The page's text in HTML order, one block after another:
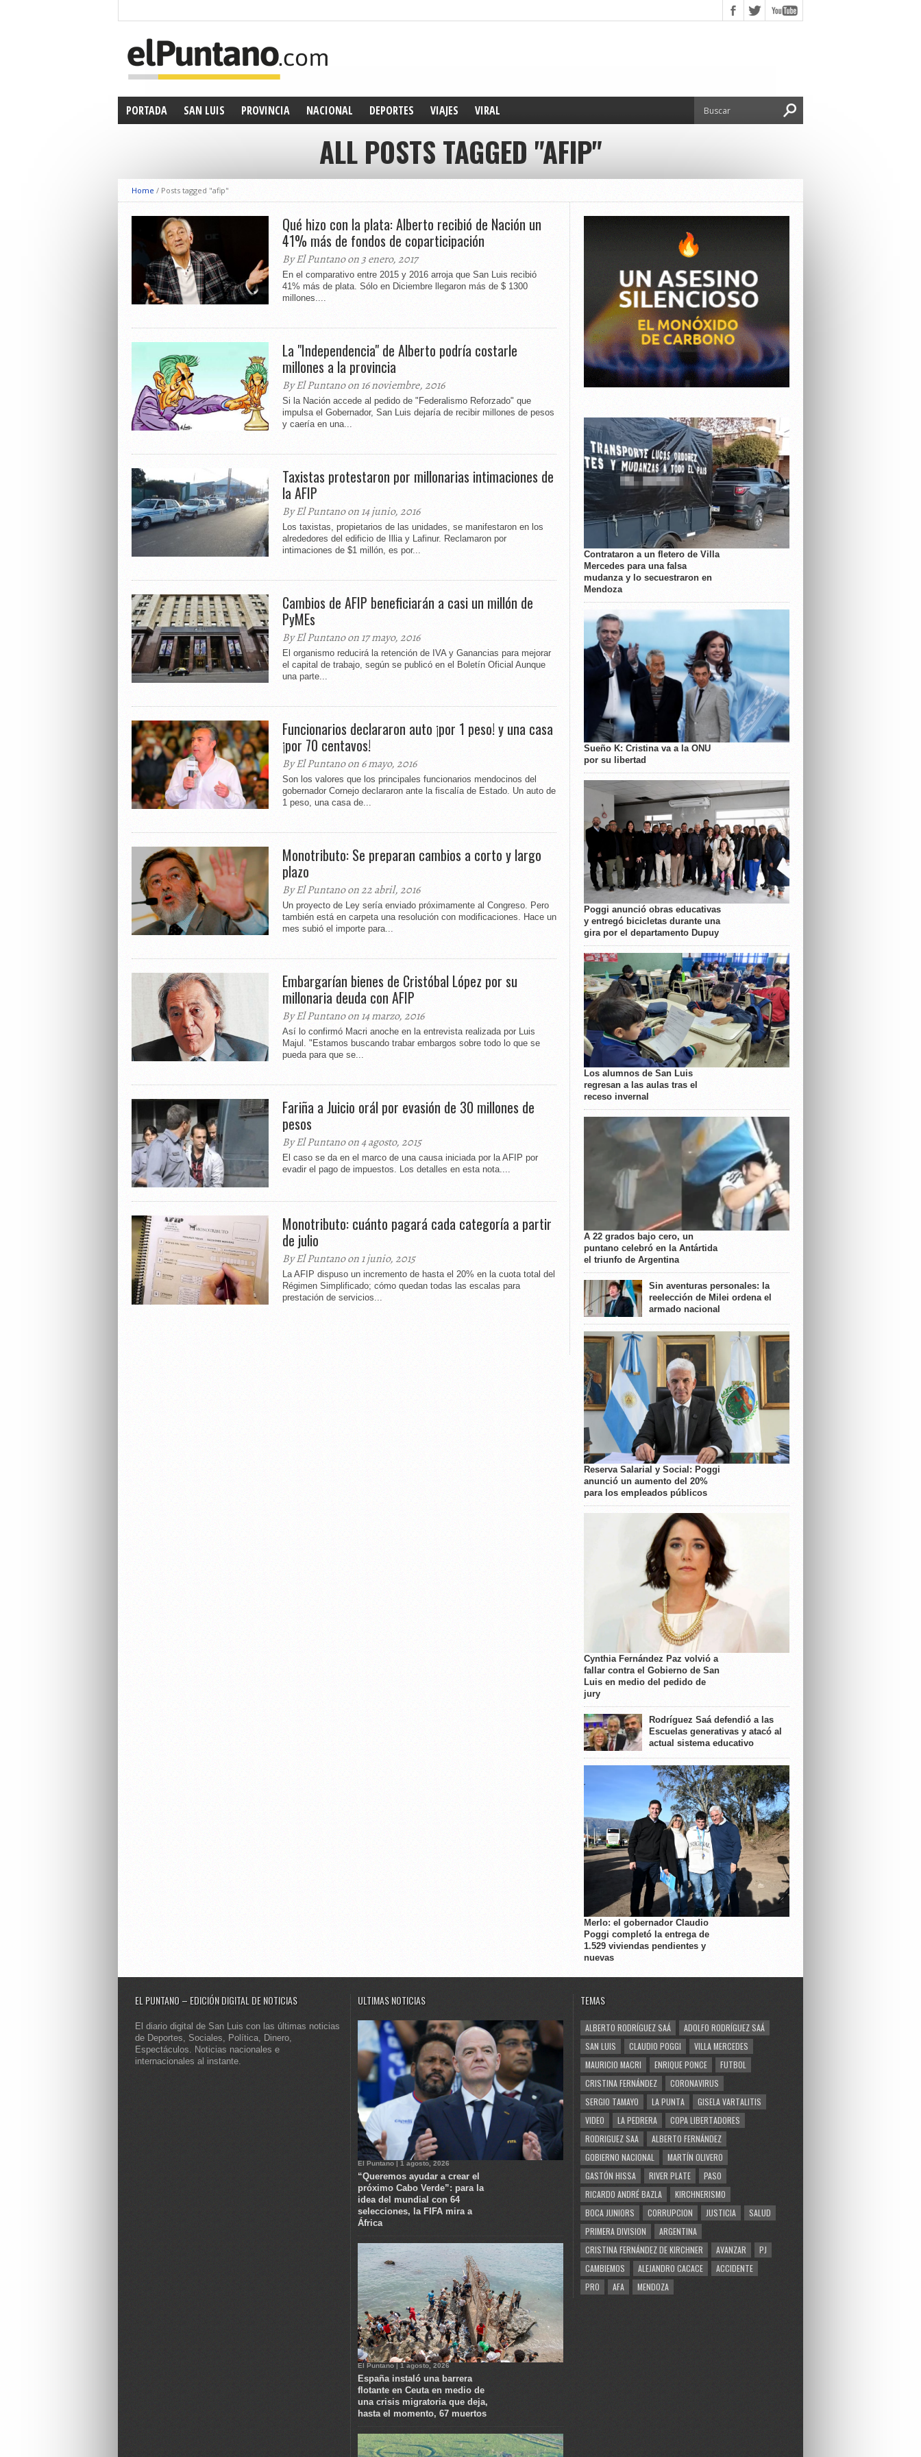
PORTADA SAN LUIS PROVINCIA NACIONAL DEPORTES VIAJES VIRAL
ALL POSTS TAGGED "AFIP"
Home / Posts tagged "afip"
Qué hizo con la plata: Alberto recibió de Nación un
41% más de fondos de coparticipación
By El Puntano on 3 enero, 2017
En el comparativo entre 2015 y 2016 arroja que San Luis recibió
41% más de plata. Sólo en Diciembre llegaron más de $ 1300
millones....
La "Independencia" de Alberto podría costarle
millones a la provincia
By El Puntano on 16 noviembre, 2016
Si la Nación accede al pedido de "Federalismo Reforzado" que
impulsa el Gobernador, San Luis dejaría de recibir millones de pesos
y caería en una...
Taxistas protestaron por millonarias intimaciones de
la AFIP
By El Puntano on 14 junio, 2016
Los taxistas, propietarios de las unidades, se manifestaron en los
alrededores del edificio de Illia y Lafinur. Reclamaron por
intimaciones de $1 millón, es por...
Cambios de AFIP beneficiarán a casi un millón de
PyMEs
By El Puntano on 17 mayo, 2016
El organismo reducirá la retención de IVA y Ganancias para mejorar
el capital de trabajo, según se publicó en el Boletín Oficial Aunque
una parte...
Funcionarios declararon auto ¡por 1 peso! y una casa
¡por 70 centavos!
By El Puntano on 6 mayo, 2016
Son los valores que los principales funcionarios mendocinos del
gobernador Cornejo declararon ante la fiscalía de Estado. Un auto de
1 peso, una casa de...
Monotributo: Se preparan cambios a corto y largo
plazo
By El Puntano on 22 abril, 2016
Un proyecto de Ley sería enviado próximamente al Congreso. Pero
también está en carpeta una resolución con modificaciones. Hace un
mes subió el importe para...
Embargarían bienes de Cristóbal López por su
millonaria deuda con AFIP
By El Puntano on 14 marzo, 2016
Así lo confirmó Macri anoche en la entrevista realizada por Luis
Majul. "Estamos buscando trabar embargos sobre todo lo que se
pueda para que se...
Fariña a Juicio orál por evasión de 30 millones de
pesos
By El Puntano on 4 agosto, 2015
El caso se da en el marco de una causa iniciada por la AFIP por
evadir el pago de impuestos. Los detalles en esta nota....
Monotributo: cuánto pagará cada categoría a partir
de julio
By El Puntano on 1 junio, 2015
La AFIP dispuso un incremento de hasta el 20% en la cuota total del
Régimen Simplificado; cómo quedan todas las escalas para
prestación de servicios...
Contrataron a un fletero de Villa
Mercedes para una falsa
mudanza y lo secuestraron en
Mendoza
Sueño K: Cristina va a la ONU
por su libertad
Poggi anunció obras educativas
y entregó bicicletas durante una
gira por el departamento Dupuy
Los alumnos de San Luis
regresan a las aulas tras el
receso invernal
A 22 grados bajo cero, un
puntano celebró en la Antártida
el triunfo de Argentina
Sin aventuras personales: la
reelección de Milei ordena el
armado nacional
Reserva Salarial y Social: Poggi
anunció un aumento del 20%
para los empleados públicos
Cynthia Fernández Paz volvió a
fallar contra el Gobierno de San
Luis en medio del pedido de
jury
Rodríguez Saá defendió a las
Escuelas generativas y atacó al
actual sistema educativo
Merlo: el gobernador Claudio
Poggi completó la entrega de
1.529 viviendas pendientes y
nuevas
EL PUNTANO – EDICIÓN DIGITAL DE NOTICIAS
El diario digital de San Luis con las últimas noticias
de Deportes, Sociales, Política, Dinero,
Espectáculos. Noticias nacionales e
internacionales al instante.
ULTIMAS NOTICIAS
El Puntano | 1 agosto, 2026
“Queremos ayudar a crear el
próximo Cabo Verde”: para la
idea del mundial con 64
selecciones, la FIFA mira a
África
El Puntano | 1 agosto, 2026
España instaló una barrera
flotante en Ceuta en medio de
una crisis migratoria que deja,
hasta el momento, 67 muertos
TEMAS
ALBERTO RODRÍGUEZ SAÁ
ADOLFO RODRÍGUEZ SAÁ
SAN LUIS
CLAUDIO POGGI
VILLA MERCEDES
MAURICIO MACRI
ENRIQUE PONCE
FUTBOL
CRISTINA FERNÁNDEZ
CORONAVIRUS
SERGIO TAMAYO
LA PUNTA
GISELA VARTALITIS
VIDEO
LA PEDRERA
COPA LIBERTADORES
RODRIGUEZ SAA
ALBERTO FERNÁNDEZ
GOBIERNO NACIONAL
MARTÍN OLIVERO
GASTÓN HISSA
RIVER PLATE
PASO
RICARDO ANDRÉ BAZLA
KIRCHNERISMO
BOCA JUNIORS
CORRUPCION JUSTICIA
SALUD
PRIMERA DIVISION
ARGENTINA
CRISTINA FERNÁNDEZ DE KIRCHNER
AVANZAR
PJ
CAMBIEMOS
ALEJANDRO CACACE
ACCIDENTE
PRO
AFA MENDOZA